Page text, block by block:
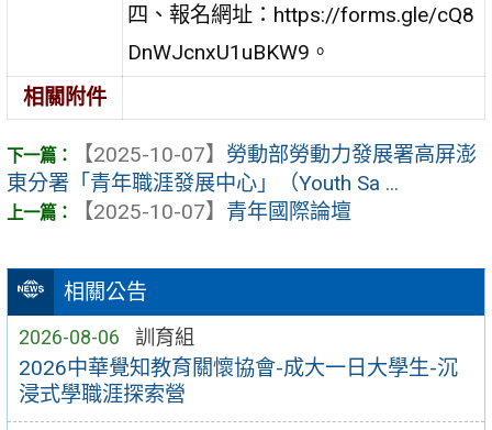
相關公告
2026-08-06 訓育組
2026中華覺知教育關懷協會-成大一日大學生-沉
浸式學職涯探索營
四、報名網址：https://forms.gle/cQ8
DnWJcnxU1uBKW9。
相關附件
【2025-10-07】 勞動部勞動力發展署高屏澎
東分署「青年職涯發展中心」（Youth Sa ...
【2025-10-07】 青年國際論壇